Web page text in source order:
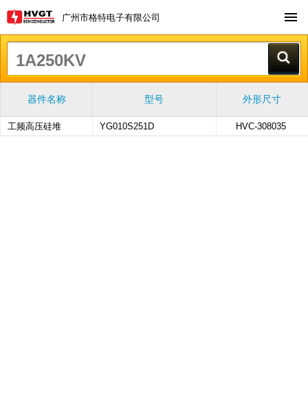
广州市格特电子有限公司
器件名称 型号 外形尺寸
工频高压硅堆 YG010S251D HVC-308035